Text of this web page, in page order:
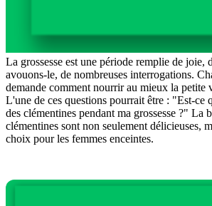
La grossesse est une période remplie de joie,
avouons-le, de nombreuses interrogations.
demande comment nourrir au mieux la petite
L'une de ces questions pourrait être : "Est-ce
des clémentines pendant ma grossesse ?" La
clémentines sont non seulement délicieuses,
choix pour les femmes enceintes.